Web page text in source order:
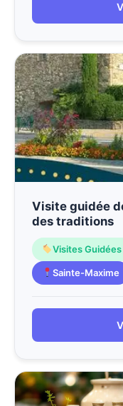
Visite guidée
des traditions
Visites
Sainte-Maxime